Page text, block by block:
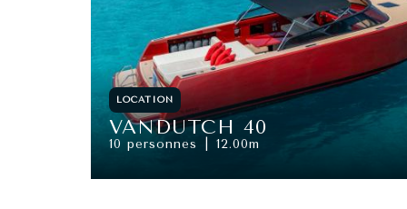
LOCATION
VANDUTCH 40
10 personnes 12.00m